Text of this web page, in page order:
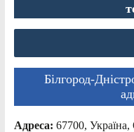
Білгород-
Адреса: 67700, Україна,